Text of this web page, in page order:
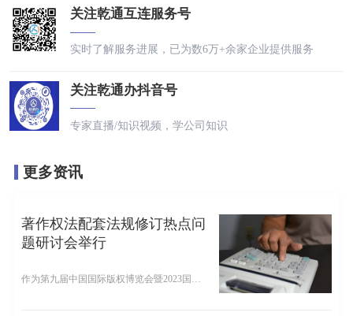
关注乾通互连服务号
实时了解服务进展，已为数6万+余家企业提供服务
关注乾通办抖音号
专家直播/知识视频，学公司知识
更多资讯
著作权法配套法规修订热点问
题研讨会举行
作为第九届中国国际版权博览会暨2023国际版权论坛的主题活动,华东政法大学11月24日在成都主办了著作权法配套法规修订热点问题研讨会,司法机关、行政部门、学界嘉宾齐聚一堂进行沟通交流。